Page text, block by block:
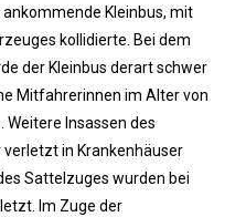
Kleinbus, mit
kollidierte. Bei dem
der Kleinbus derart schwer
Mitfahrerinnen im Alter von
Insassen des
verletzt in Krankenhäuser
Sattelzuges wurden bei
Im Zuge der